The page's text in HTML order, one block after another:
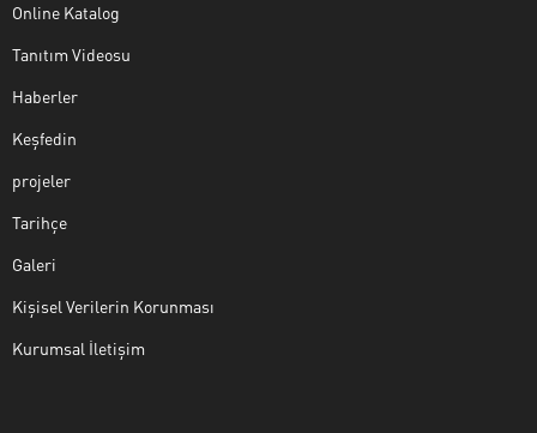
Online Katalog
Tanıtım Videosu
Haberler
Keşfedin
projeler
Tarihçe
Galeri
Kişisel Verilerin Korunması
Kurumsal İletişim